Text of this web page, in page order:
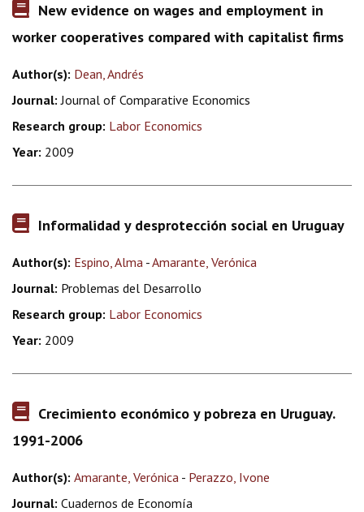
New evidence on wages and employment in
worker cooperatives compared with capitalist firms
Author(s): Dean, Andrés
Journal: Journal of Comparative Economics
Research group: Labor Economics
Year: 2009
Informalidad y desprotección social en Uruguay
Author(s): Espino, Alma -Amarante, Verónica
Journal: Problemas del Desarrollo
Research group: Labor Economics
Year: 2009
Crecimiento económico y pobreza en Uruguay.
1991-2006
Author(s): Amarante, Verónica - Perazzo, Ivone
Journal: Cuadernos de Economía